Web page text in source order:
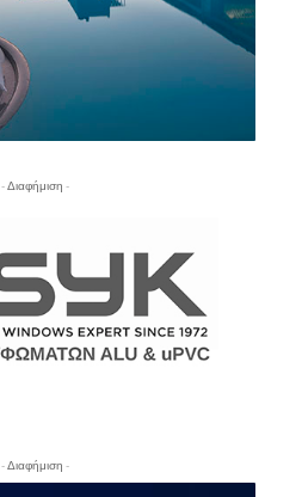
- Διαφήμιση -
- Διαφήμιση -